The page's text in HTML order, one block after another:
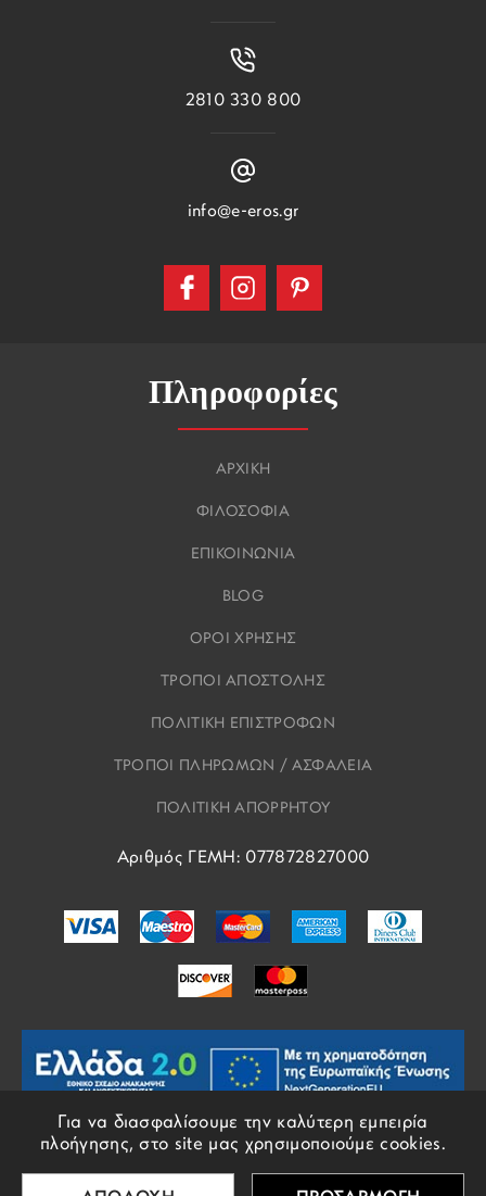
Για να διασφαλίσουμε την καλύτερη εμπειρία
πλοήγησης, στο site μας χρησιμοποιούμε cookies.
Πληροφορίες
ΑΡΧΙΚΗ
ΦΙΛΟΣΟΦΙΑ
ΕΠΙΚΟΙΝΩΝΙΑ
BLOG
ΟΡΟΙ ΧΡΗΣΗΣ
ΤΡΟΠΟΙ ΑΠΟΣΤΟΛΗΣ
ΠΟΛΙΤΙΚΗ ΕΠΙΣΤΡΟΦΩΝ
ΤΡΟΠΟΙ ΠΛΗΡΩΜΩΝ / ΑΣΦΑΛΕΙΑ
ΠΟΛΙΤΙΚΗ ΑΠΟΡΡΗΤΟΥ
Αριθμός ΓΕΜΗ: 077872827000
2810 330 800
info@e-eros.gr